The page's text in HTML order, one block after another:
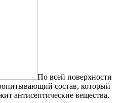
По всей поверхности
состав, который
антисептические вещества.